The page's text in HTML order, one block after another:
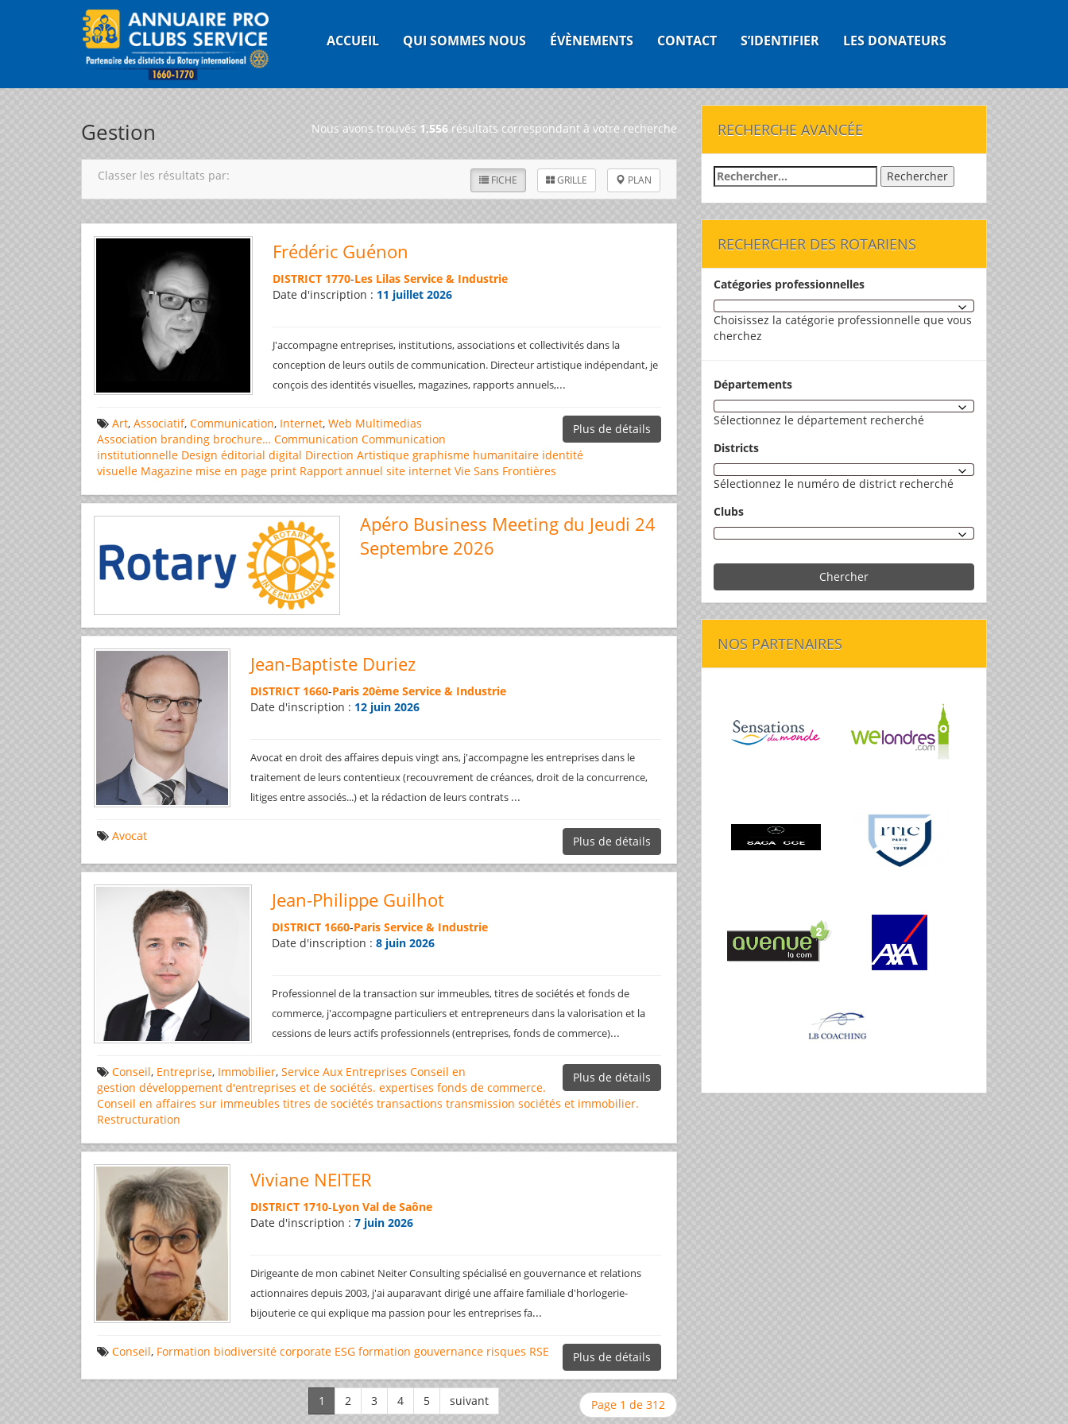
ACCUEIL QUI SOMMES NOUS ÉVÈNEMENTS CONTACT S’IDENTIFIER LES DONATEURS
Gestion Nous avons trouvés 1,556 résultats correspondant à votre recherche
FICHE GRILLE PLAN
Classer les résultats par:
Frédéric Guénon
DISTRICT 1770-Les Lilas Service & Industrie
Date d'inscription : 11 juillet 2026
J'accompagne entreprises, institutions, associations et collectivités dans la
conception de leurs outils de communication. Directeur artistique indépendant, je
conçois des identités visuelles, magazines, rapports annuels,...
Plus de détails
Art, Associatif, Communication, Internet, Web Multimedias
Association branding brochure… Communication Communication
institutionnelle Design éditorial digital Direction Artistique graphisme humanitaire identité
visuelle Magazine mise en page print Rapport annuel site internet Vie Sans Frontières
Apéro Business Meeting du Jeudi 24
Septembre 2026
Jean-Baptiste Duriez
DISTRICT 1660-Paris 20ème Service & Industrie
Date d'inscription : 12 juin 2026
Avocat en droit des affaires depuis vingt ans, j'accompagne les entreprises dans le
traitement de leurs contentieux (recouvrement de créances, droit de la concurrence,
litiges entre associés...) et la rédaction de leurs contrats ...
Plus de détails
Avocat
Jean-Philippe Guilhot
DISTRICT 1660-Paris Service & Industrie
Date d'inscription : 8 juin 2026
Professionnel de la transaction sur immeubles, titres de sociétés et fonds de
commerce, j'accompagne particuliers et entrepreneurs dans la valorisation et la
cessions de leurs actifs professionnels (entreprises, fonds de commerce)...
Plus de détails
Conseil, Entreprise, Immobilier, Service Aux Entreprises Conseil en
gestion développement d'entreprises et de sociétés. expertises fonds de commerce.
Conseil en affaires sur immeubles titres de sociétés transactions transmission sociétés et immobilier.
Restructuration
Viviane NEITER
DISTRICT 1710-Lyon Val de Saône
Date d'inscription :7 juin 2026
Dirigeante de mon cabinet Neiter Consulting spécialisé en gouvernance et relations
actionnaires depuis 2003, j'ai auparavant dirigé une affaire familiale d'horlogerie-
bijouterie ce qui explique ma passion pour les entreprises fa...
Plus de détails
Conseil, Formation biodiversité corporate ESG formation gouvernance risques RSE
Page 1 de 312
RECHERCHE AVANCÉE
Rechercher :
RECHERCHER DES ROTARIENS
Catégories professionnelles
Choisissez la catégorie professionnelle que vous
cherchez
Départements
Sélectionnez le département recherché
Districts
Sélectionnez le numéro de district recherché
Clubs
Chercher
NOS PARTENAIRES